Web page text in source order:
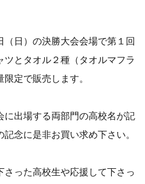
（日）の決勝大会会場で第１回
ツとタオル２種（タオルマフラ
定で販売します。
に出場する両部門の高校名が記
念に是非お買い求め下さい。
さった高校生や応援して下さっ